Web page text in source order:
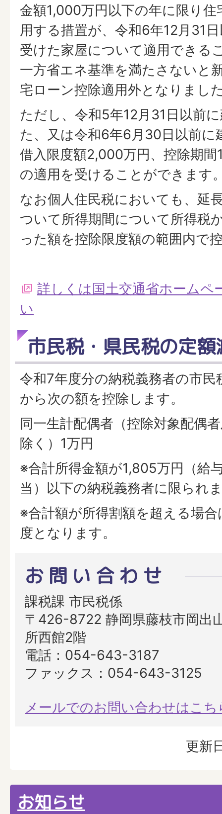
金額1,000万円以下の年に限り
用する措置が、令和6年12月31
受けた家屋について適用できる
一方省エネ基準を満たさないと
宅ローン控除適用外となりまし
ただし、令和5年12月31日以前
た、又は令和6年6月30日以前に
借入限度額2,000万円、控除期
の適用を受けることができます
なお個人住民税においても、延
ついて所得期間について所得税
った額を控除限度額の範囲内で
詳しくは国土交通省ホームペ
い
市民税・県民税の定額
令和7年度分の納税義務者の市民
から次の額を控除します。
同一生計配偶者（控除対象配偶
除く）1万円
※合計所得金額が1,805万円（給
当）以下の納税義務者に限られ
※合計額が所得割額を超える場
度となります。
お問い合わせ
課税課 市民税係
〒426-8722 静岡県藤枝市岡出
所西館2階
電話：054-643-3187
ファックス：054-643-3125
メールでのお問い合わせはこち
更新
お知らせ